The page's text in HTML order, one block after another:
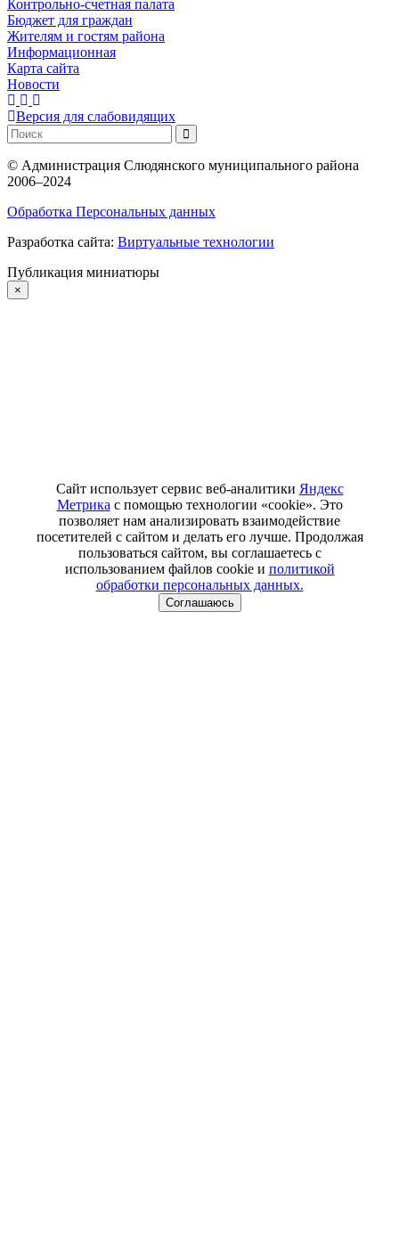
Контрольно-счетная палата
Бюджет для граждан
Жителям и гостям района
Информационная
Карта сайта
Новости
Версия для слабовидящих
© Администрация Слюдянского муниципального района
2006–2024
Обработка Персональных данных
Разработка сайта: Виртуальные технологии
Публикация миниатюры
×
Сайт использует сервис веб-аналитики Яндекс
Метрика с помощью технологии «cookie». Это
позволяет нам анализировать взаимодействие
посетителей с сайтом и делать его лучше. Продолжая
пользоваться сайтом, вы соглашаетесь с
использованием файлов cookie и политикой
обработки персональных данных.
Соглашаюсь